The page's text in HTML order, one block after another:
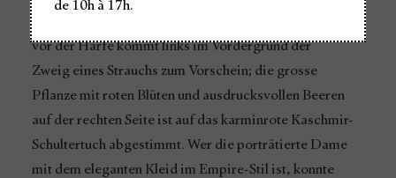
vor der Harfe kommt links im Vordergrund der
Zweig eines Strauchs zum Vorschein; die grosse
Pflanze mit roten Blüten und ausdrucksvollen Beeren
auf der rechten Seite ist auf das karminrote Kaschmir-
Schultertuch abgestimmt. Wer die porträtierte Dame
mit dem eleganten Kleid im Empire-Stil ist, konnte
de 10h à 17h.